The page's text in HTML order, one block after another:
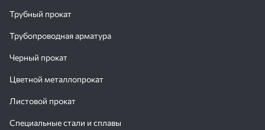
Трубный прокат
Трубопроводная арматура
Черный прокат
Цветной металлопрокат
Листовой прокат
Специальные стали и сплавы